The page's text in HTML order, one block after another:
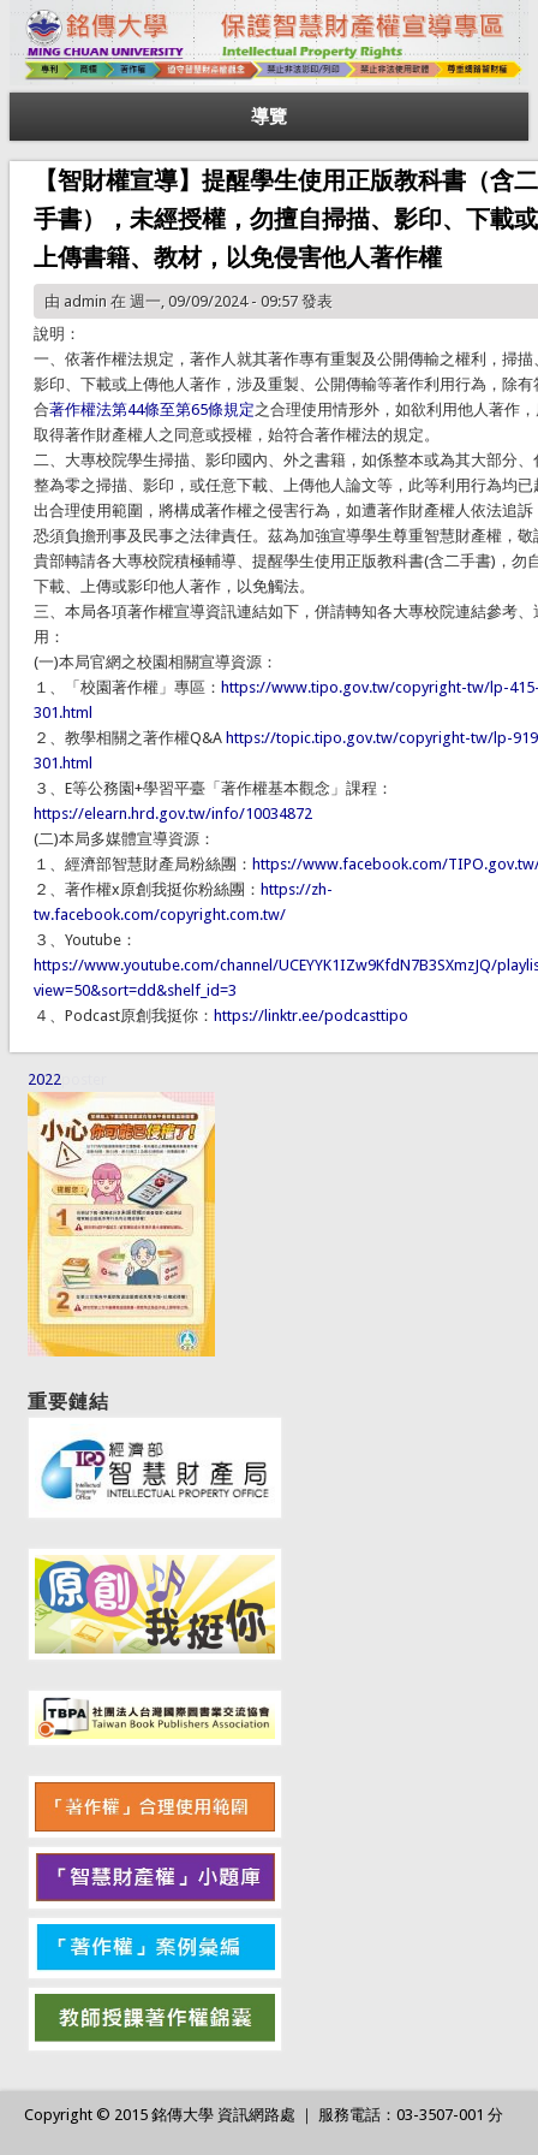
導覽
【智財權宣導】提醒學生使用正版教科書（含二
手書），未經授權，勿擅自掃描、影印、下載或
上傳書籍、教材，以免侵害他人著作權
由 admin在 週一, 09/09/2024 - 09:57 發表
說明：
一、依著作權法規定，著作人就其著作專有重製及公開傳輸之權利，掃描
影印、下載或上傳他人著作，涉及重製、公開傳輸等著作利用行為，除有
合著作權法第44條至第65條規定之合理使用情形外，如欲利用他人著作
取得著作財產權人之同意或授權，始符合著作權法的規定。
二、大專校院學生掃描、影印國內、外之書籍，如係整本或為其大部分、
整為零之掃描、影印，或任意下載、上傳他人論文等，此等利用行為均已
出合理使用範圍，將構成著作權之侵害行為，如遭著作財產權人依法追訴
恐須負擔刑事及民事之法律責任。茲為加強宣導學生尊重智慧財產權，敬
貴部轉請各大專校院積極輔導、提醒學生使用正版教科書(含二手書)，勿
下載、上傳或影印他人著作，以免觸法。
三、本局各項著作權宣導資訊連結如下，併請轉知各大專校院連結參考、
用：
(一)本局官網之校園相關宣導資源：
１、「校園著作權」專區： https://www.tipo.gov.tw/copyright-tw/lp-
301.html
２、教學相關之著作權Q&A https://topic.tipo.gov.tw/copyright-tw/lp-
301.html
３、E等公務園+學習平臺「著作權基本觀念」課程：
https://elearn.hrd.gov.tw/info/10034872
(二)本局多媒體宣導資源：
１、經濟部智慧財產局粉絲團： https://www.facebook.com/
２、著作權x原創我挺你粉絲團： https://zh-
tw.facebook.com/copyright.com.tw/
３、Youtube：
https://www.youtube.com/channel/UCEYYK1IZw9KfdN7B3SXmzJQ/
view=50&sort=dd&shelf_id=3
４、Podcast原創我挺你： https://linktr.ee/podcasttipo
2022
2017poster
重要鏈結
Copyright © 2015 銘傳大學 資訊網路處 ｜ 服務電話：03-3507-001 分